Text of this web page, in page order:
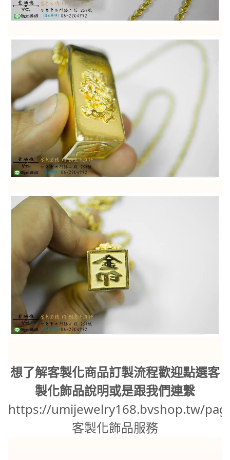
想了解客製化商品訂製流程歡迎點選客
製化飾品說明或是跟我們連繫
https://umijewelry168.bvshop.tw/
客製化飾品服務